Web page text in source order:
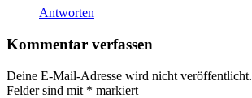
Antworten
Kommentar verfassen
Deine E-Mail-Adresse wird nicht veröffentlicht.
Felder sind mit * markiert